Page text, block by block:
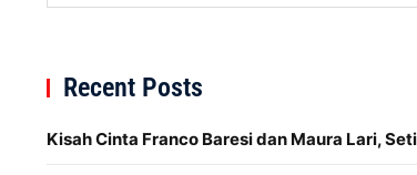
Recent Posts
Kisah Cinta Franco Baresi dan Maura Lari,